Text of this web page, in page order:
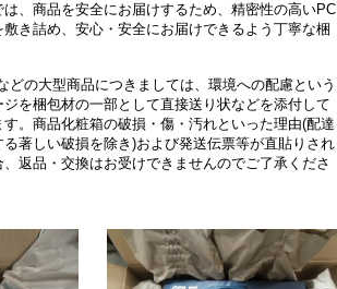
、商品を安全にお届けするため、精密性の高いPC
き詰め、安心・安全にお届けできるよう丁寧な梱
どの大型商品につきましては、環境への配慮という
を梱包材の一部として直接送り状などを添付して
。商品化粧箱の破損・傷・汚れといった理由(配達
著しい破損を除き)および発送伝票等が直貼りされ
返品・交換はお受けできませんのでご了承くださ